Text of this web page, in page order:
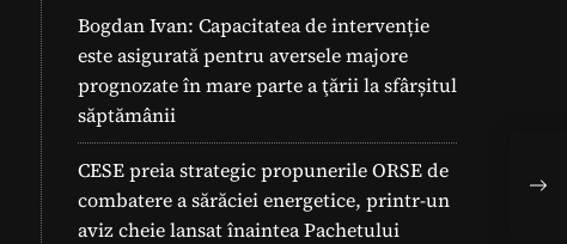
Bogdan Ivan: Capacitatea de intervenție
este asigurată pentru aversele majore
prognozate în mare parte a ţării la sfârșitul
săptămânii
CESE preia strategic propunerile ORSE de
combatere a sărăciei energetice, printr-un
aviz cheie lansat înaintea Pachetului